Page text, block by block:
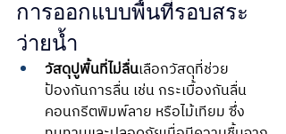
การออกแบบพื้นที่รอบสระ
ว่ายน้ำ
วัสดุปูพื้นที่ไม่ลื่นเลือกวัสดุที่ช่วย
ป้องกันการลื่น เช่น กระเบื้องกันลื่น
คอนกรีตพิมพ์ลาย หรือไม้เทียม ซึ่ง